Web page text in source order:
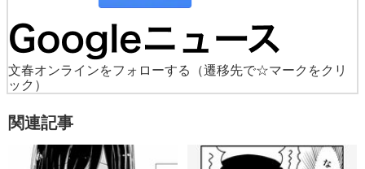
文春オンラインをフォローする
（遷移先で☆マークをクリ
ック）
関連記事